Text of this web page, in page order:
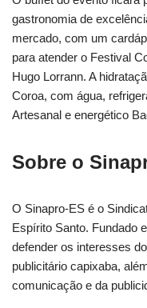
gastronomia de
mercado, com um
para atender o Festival
Hugo Lorrann. A
Coroa, com água,
Artesanal e energético
Sobre o
O Sinapro-ES é o
Espírito Santo. Fundado
defender os interesses
publicitário capixaba,
comunicação e da